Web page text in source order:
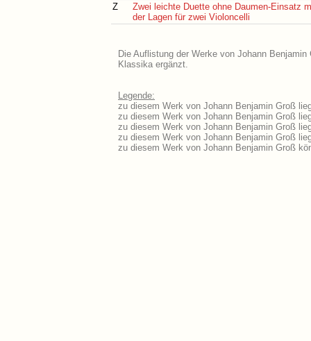
Z
Zwei leichte Duette ohne Daumen-Einsatz
der Lagen für zwei Violoncelli
Die Auflistung der Werke von Johann
Klassika ergänzt.
Legende:
zu diesem Werk von Johann Benjamin Groß
zu diesem Werk von Johann Benjamin Groß
zu diesem Werk von Johann Benjamin Groß
zu diesem Werk von Johann Benjamin Groß
zu diesem Werk von Johann Benjamin Groß